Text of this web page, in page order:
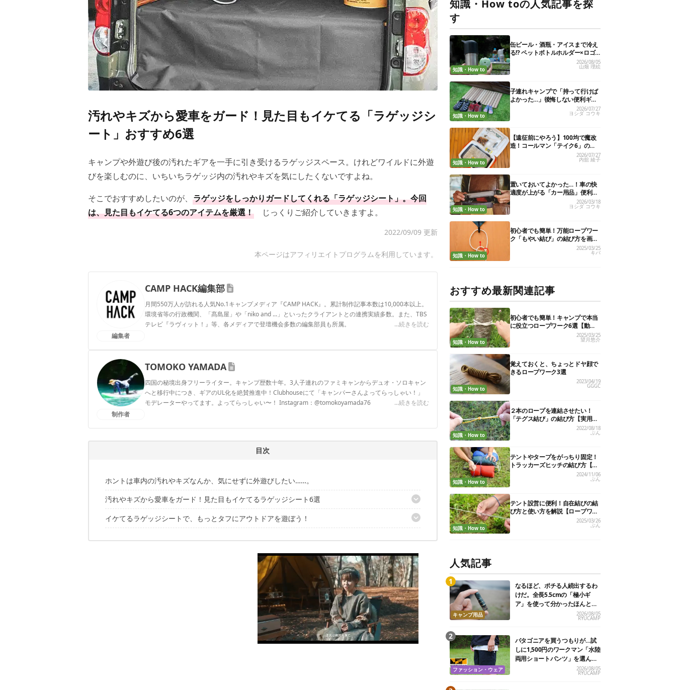
汚れやキズから愛車をガード！見た目もイケてる「ラゲッジシ
ート」おすすめ6選
キャンプや外遊び後の汚れたギアを一手に引き受けるラゲッジスペース。けれどワイルドに外遊
びを楽しむのに、いちいちラゲッジ内の汚れやキズを気にしたくないですよね。
そこでおすすめしたいのが、 ラゲッジをしっかりガードしてくれる「ラゲッジシート」。今回
は、見た目もイケてる6つのアイテムを厳選！じっくりご紹介していきますよ。
2022/09/09 更新
本ページはアフィリエイトプログラムを利用しています。
編集者
CAMP HACK編集部
月間550万人が訪れる人気No.1キャンプメディア『CAMP HACK』。累計制作記事本数は10,000本以上。
環境省等の行政機関、「髙島屋」や「niko and ...」といったクライアントとの連携実績多数。また、TBS
テレビ『ラヴィット！』等、各メディアで登壇機会多数の編集部員も所属。
...続きを読む
制作者
TOMOKO YAMADA
四国の秘境出身フリーライター。キャンプ歴数十年。3人子連れのファミキャンからデュオ・ソロキャン
へと移行中につき、ギアのUL化を絶賛推進中！Clubhouseにて「キャンパーさんよってらっしゃい！」
モデレーターやってます。よってらっしゃい〜！ Instagram：@tomokoyamada76
...続きを読む
目次
ホントは車内の汚れやキズなんか、気にせずに外遊びしたい……。
汚れやキズから愛車をガード！見た目もイケてるラゲッジシート6選
ゴードンミラー「コーデュラ 2ウェイ ラゲッジシート」
VANLIFE SUPLLY（ヴァンライフサプライ）「コーデュララージシート」
JACK&MARIE（ジャック＆マリー）「JKM 2ウェイラゲッジシート」
Amon（エーモン）「OGC ラゲッジプロテクトクロス」
オレゴニアンキャンパー「防水グランドシート L」
イケてるラゲッジシートで、もっとタフにアウトドアを遊ぼう！
✔こちらの記事もチェック！
知識・How toの人気記事を探
す
知識・How to
缶ビール・酒瓶・アイスまで冷え
る!? ペットボトルホルダー×ロゴ
ス保冷剤が夏の最強コンビだった
2026/08/05
山畑 理絵
知識・How to
子連れキャンプで「持って行けば
よかった…」後悔しない便利ギア
13選
2026/07/27
ヨシダ コウキ
知識・How to
【遠征前にやろう】100均で魔改
造！コールマン「テイク6」の使
い勝手を“倍の倍”にする裏ワザ6連
2026/07/27
内舘 綾子
知識・How to
置いておいてよかった…！車の快
適度が上がる「カー用品」便利グ
ッズ27選
2026/03/18
ヨシダ コウキ
知識・How to
初心者でも簡単！万能ロープワー
ク「もやい結び」の結び方を画像
2025/03/25
キバ
おすすめ最新関連記事
知識・How to
初心者でも簡単！キャンプで本当
に役立つロープワーク6選【動画
2025/03/25
望月悠介
知識・How to
覚えておくと、ちょっとドヤ顔で
きるロープワーク3選
2023/04/19
GGGC
知識・How to
２本のロープを連結させたい！
「テグス結び」の結び方【実用的
ロープワークvol.７】
2022/08/18
ぶん
知識・How to
テントやタープをがっちり固定！
トラッカーズヒッチの結び方【実
用的ロープワークvol.6】
2024/11/06
ぶん
知識・How to
テント設営に便利！自在結びの結
び方と使い方を解説【ロープワー
ク】
2025/03/26
ぶん
人気記事
キャンプ用品
なるほど、ポチる人続出するわ
けだ。全長5.5cmの「極小ギ
ア」を使って分かったほんとの
2026/08/05
RYUCAMP
ファッション・ウェア
パタゴニアを買うつもりが…試
しに1,500円のワークマン「水陸
両用ショートパンツ」を選んだ
2026/08/05
RYUCAMP